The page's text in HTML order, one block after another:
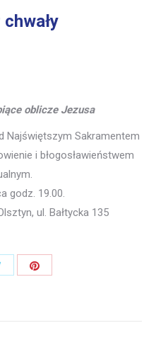
oblicze Jezusa
Najświętszym Sakramentem
i błogosławieństwem
godz. 19.00.
ul. Bałtycka 135
Share